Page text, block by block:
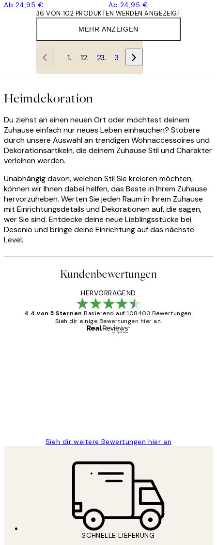
Ab 24,95 € Ab 24,95 €
MEHR ANZEIGEN
36 VON 102 PRODUKTEN WERDEN ANGEZEIGT
1 2 3
Heimdekoration
Du ziehst an einen neuen Ort oder möchtest deinem
Zuhause einfach nur neues Leben einhauchen? Stöbere
durch unsere Auswahl an trendigen Wohnaccessoires und
Dekorationsartikeln, die deinem Zuhause Stil und Charakter
verleihen werden.
Unabhängig davon, welchen Stil Sie kreieren möchten,
können wir Ihnen dabei helfen, das Beste in Ihrem Zuhause
hervorzuheben. Werten Sie jeden Raum in Ihrem Zuhause
mit Einrichtungsdetails und Dekorationen auf, die sagen,
wer Sie sind. Entdecke deine neue Lieblingsstücke bei
Desenio und bringe deine Einrichtung auf das nächste
Level.
Kundenbewertungen
HERVORRAGEND
4.4 von 5 Sternen Basierend auf 108403 Bewertungen.
Sieh dir einige Bewertungen hier an.
Sieh dir weitere Bewertungen hier an
SCHNELLE LIEFERUNG